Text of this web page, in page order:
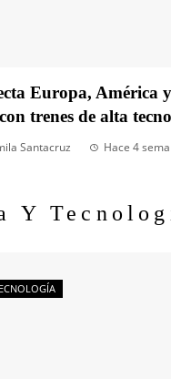
Europa, América
trenes de alta
Santacruz Hace 4
Y